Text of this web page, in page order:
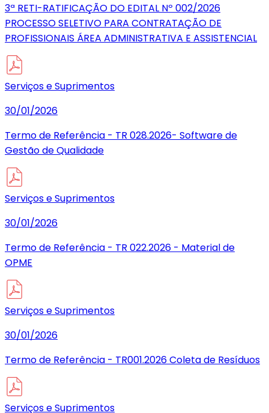
3ª RETI-RATIFICAÇÃO DO EDITAL Nº 002/2026
PROCESSO SELETIVO PARA CONTRATAÇÃO DE
PROFISSIONAIS ÁREA ADMINISTRATIVA E ASSISTENCIAL
Serviços e Suprimentos
30/01/2026
Termo de Referência - TR 028.2026- Software de
Gestão de Qualidade
Serviços e Suprimentos
30/01/2026
Termo de Referência - TR 022.2026 - Material de
OPME
Serviços e Suprimentos
30/01/2026
Termo de Referência - TR001.2026 Coleta de Resíduos
Serviços e Suprimentos